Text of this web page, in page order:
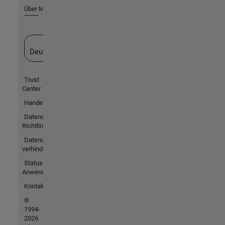
Über MathWorks
Deutschland
Trust
Center
Handelsmarken
Datenschutz-
Richtlinien
Datendiebstahl
verhindern
Status von
Anwendungen
Kontakt
©
1994-
2026